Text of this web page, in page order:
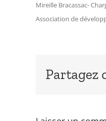
Mireille Bracassac-
Association de
Partagez